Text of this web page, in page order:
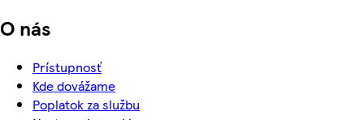
O nás
Prístupnosť
Kde dovážame
Poplatok za službu